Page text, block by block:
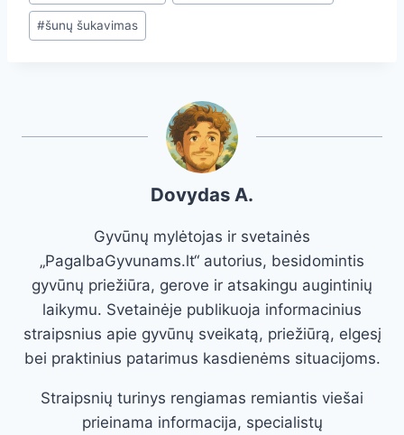
#šunų šukavimas
Dovydas A.
Gyvūnų mylėtojas ir svetainės
„PagalbaGyvunams.lt“ autorius, besidomintis
gyvūnų priežiūra, gerove ir atsakingu augintinių
laikymu. Svetainėje publikuoja informacinius
straipsnius apie gyvūnų sveikatą, priežiūrą, elgesį
bei praktinius patarimus kasdienėms situacijoms.
Straipsnių turinys rengiamas remiantis viešai
prieinama informacija, specialistų